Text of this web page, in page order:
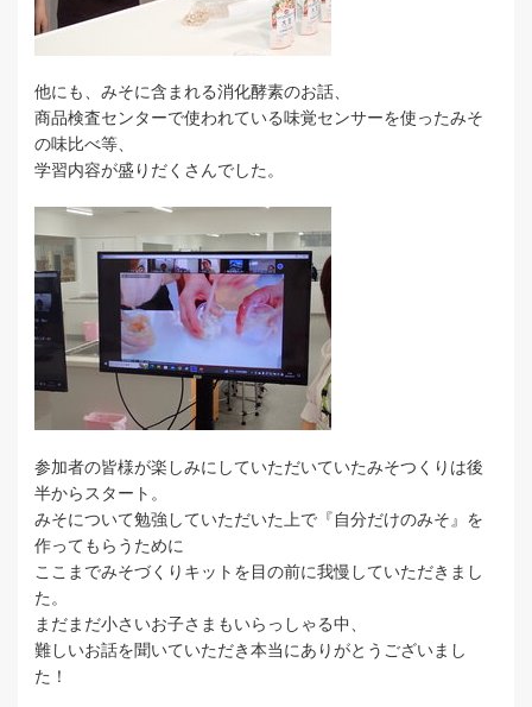
他にも、みそに含まれる消化酵素のお話、
商品検査センターで使われている味覚センサーを使ったみそ
の味比べ等、
学習内容が盛りだくさんでした。
参加者の皆様が楽しみにしていただいていたみそつくりは後
半からスタート。
みそについて勉強していただいた上で『自分だけのみそ』を
作ってもらうために
ここまでみそづくりキットを目の前に我慢していただきまし
た。
まだまだ小さいお子さまもいらっしゃる中、
難しいお話を聞いていただき本当にありがとうございまし
た！